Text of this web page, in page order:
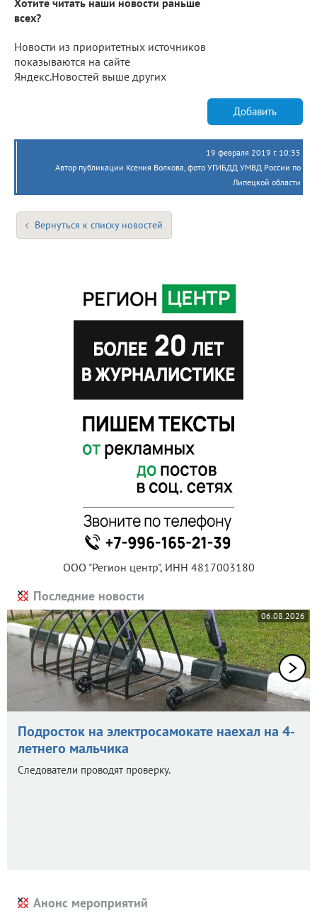
всех?
Новости из приоритетных источников
показываются на сайте
Яндекс.Новостей выше других
Добавить
19 февраля 2019 г. 10:35
Автор публикации Ксения Волкова, фото УГИБДД УМВД России по
Липецкой области
Вернуться к списку новостей
ООО "Регион центр", ИНН 4817003180
Последние новости
06.08.2026
Подросток на электросамокате наехал на 4-
летнего мальчика
Следователи проводят проверку.
Анонс мероприятий